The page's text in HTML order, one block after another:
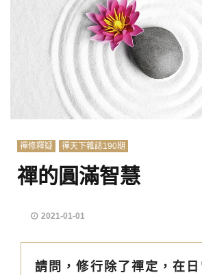
禪修釋疑 禪天下雜誌190期
禪的圓滿智慧
2021-01-01
請問，修行除了禪定，在日